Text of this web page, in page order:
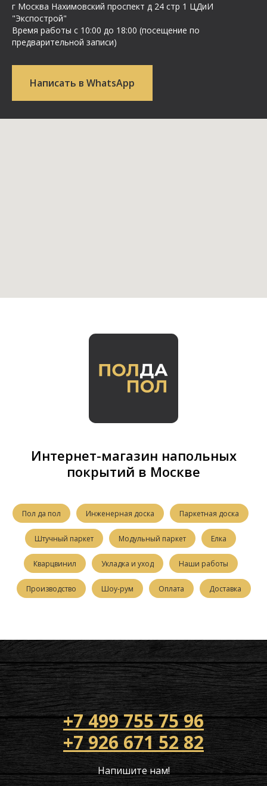
г Москва Нахимовский проспект д 24 стр 1 ЦДиИ
"Экспострой"
Время работы с 10:00 до 18:00 (посещение по
предварительной записи)
Написать в WhatsApp
Интернет-магазин напольных
покрытий в Москве
Пол да пол Инженерная доска Паркетная доска
Штучный паркет Модульный паркет Елка
Кварцвинил Укладка и уход Наши работы
Производство Шоу-рум Оплата Доставка
+7 499 755 75 96
+7 926 671 52 82
Напишите нам!